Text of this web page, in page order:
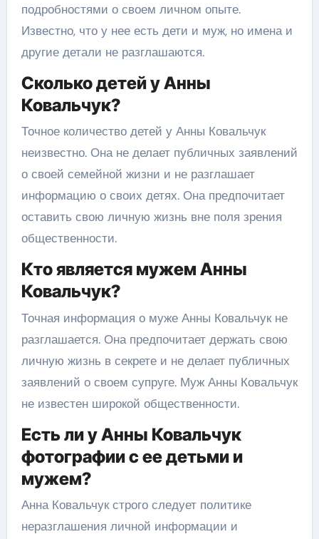
подробностями о своем личном опыте.
Известно, что у нее есть дети и муж, но имена и
другие детали не разглашаются.
Сколько детей у Анны
Ковальчук?
Точное количество детей у Анны Ковальчук
неизвестно. Она не делает публичных заявлений
о своей семейной жизни и не разглашает
информацию о своих детях. Она предпочитает
оставить свою личную жизнь вне поля зрения
общественности.
Кто является мужем Анны
Ковальчук?
Точная информация о муже Анны Ковальчук не
разглашается. Она предпочитает держать свою
личную жизнь в секрете и не делает публичных
заявлений о своем супруге. Муж Анны Ковальчук
не известен широкой общественности.
Есть ли у Анны Ковальчук
фотографии с ее детьми и
мужем?
Анна Ковальчук строго следует политике
неразглашения личной информации и